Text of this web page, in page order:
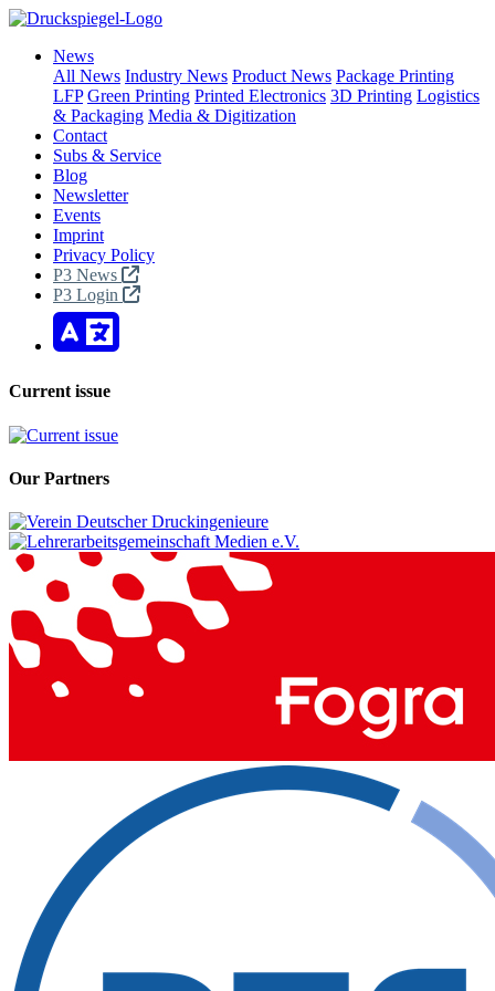
News
All News Industry News Product News Package Printing
LFP Green Printing Printed Electronics 3D Printing Logistics
& Packaging Media & Digitization
Contact
Subs & Service
Blog
Newsletter
Events
Imprint
Privacy Policy
P3 News
P3 Login
Current issue
Our Partners